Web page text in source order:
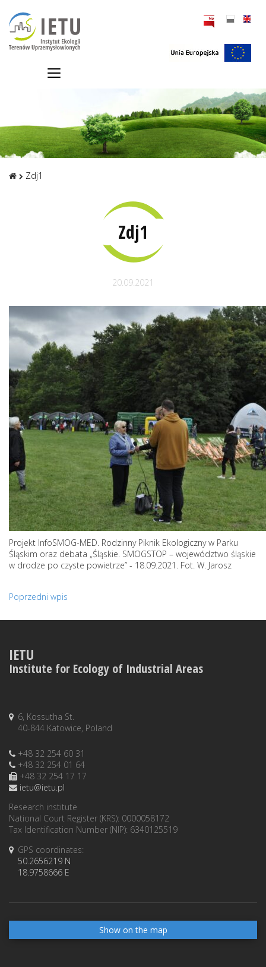
Zdj1
Zdj1
20.09.2021
Projekt InfoSMOG-MED. Rodzinny Piknik Ekologiczny w Parku
Śląskim oraz debata „Śląskie. SMOGSTOP – województwo śląskie
w drodze po czyste powietrze” - 18.09.2021. Fot. W. Jarosz
Poprzedni wpis
IETU
Institute for Ecology of Industrial Areas
6, Kossutha St.
40-844 Katowice, Poland
+48 32 254 60 31
+48 32 254 01 64
+48 32 254 17 17
ietu@ietu.pl
Research institute
National Court Register (KRS): 0000058172
Tax Identification Number (NIP): 6340125519
GPS coordinates:
50.2656219 N
18.9758666 E
Show on the map